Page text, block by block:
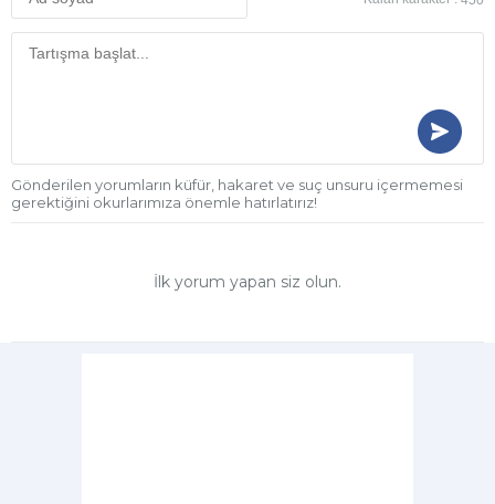
Gönderilen yorumların küfür, hakaret ve suç unsuru içermemesi
gerektiğini okurlarımıza önemle hatırlatırız!
İlk yorum yapan siz olun.